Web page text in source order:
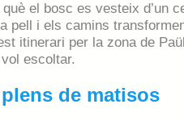
què el bosc es vesteix d’un
pell i els camins
itinerari per la zona de
escoltar.
de matisos